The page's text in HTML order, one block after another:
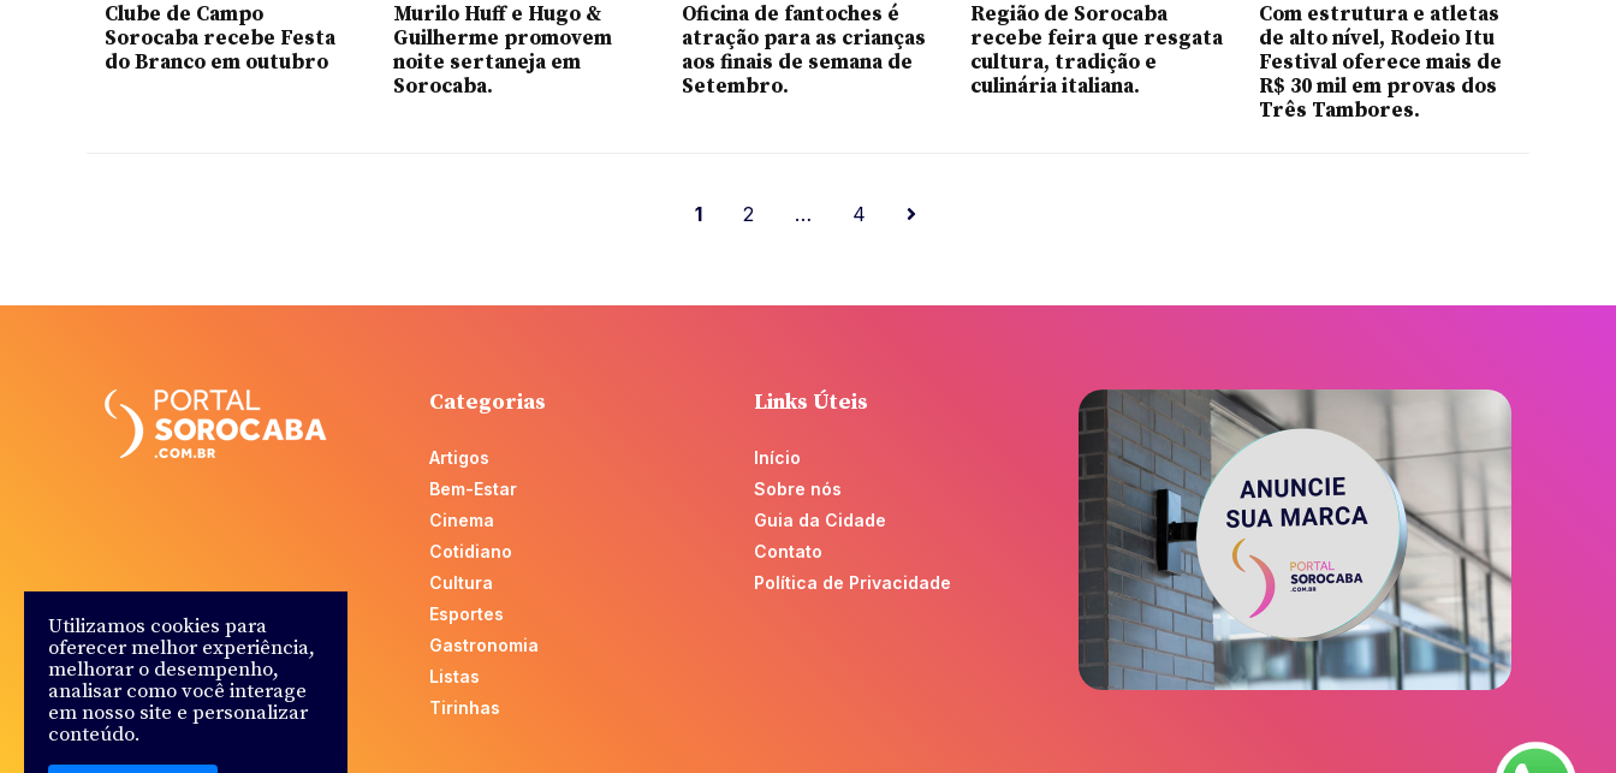
Clube de Campo
Sorocaba recebe Festa
do Branco em outubro
Murilo Huff e Hugo &
Guilherme promovem
noite sertaneja em
Sorocaba.
Oficina de fantoches é
atração para as crianças
aos finais de semana de
Setembro.
Região de Sorocaba
recebe feira que resgata
cultura, tradição e
culinária italiana.
Com estrutura e atletas
de alto nível, Rodeio Itu
Festival oferece mais de
R$ 30 mil em provas dos
Três Tambores.
1 2 … 4
Categorias
Artigos
Bem-Estar
Cinema
Cotidiano
Cultura
Esportes
Gastronomia
Listas
Tirinhas
Links Úteis
Início
Sobre nós
Guia da Cidade
Contato
Política de Privacidade
Utilizamos cookies para
oferecer melhor experiência,
melhorar o desempenho,
analisar como você interage
em nosso site e personalizar
conteúdo.